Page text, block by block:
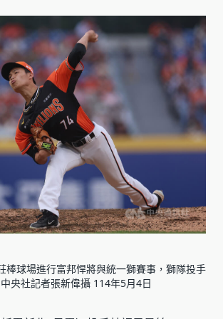
棒球場進行富邦悍將與統一獅賽事，獅隊投手
央社記者張新偉攝 114年5月4日